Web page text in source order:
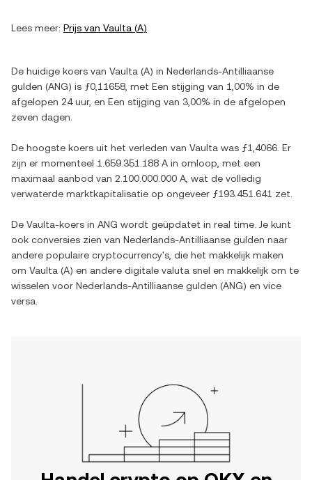
Lees meer: Prijs van Vaulta (A)
De huidige koers van Vaulta (A) in Nederlands-Antilliaanse
gulden (ANG) is ƒ0,11658 , met Een stijging van 1,00% in de
afgelopen 24 uur, en Een stijging van 3,00% in de afgelopen
zeven dagen.
De hoogste koers uit het verleden van Vaulta was ƒ1,4066 . Er
zijn er momenteel 1.659.351.188 A in omloop, met een
maximaal aanbod van 2.100.000.000 A , wat de volledig
verwaterde marktkapitalisatie op ongeveer ƒ193.451.641 zet.
De Vaulta-koers in ANG wordt geüpdatet in real time. Je kunt
ook conversies zien van Nederlands-Antilliaanse gulden naar
andere populaire cryptocurrency's, die het makkelijk maken
om Vaulta (A) en andere digitale valuta snel en makkelijk om te
wisselen voor Nederlands-Antilliaanse gulden (ANG) en vice
versa.